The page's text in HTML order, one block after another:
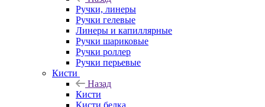
Ручки, линеры
Ручки гелевые
Линеры и капиллярные
Ручки шариковые
Ручки роллер
Ручки перьевые
Кисти
Назад
Кисти
Кисти белка